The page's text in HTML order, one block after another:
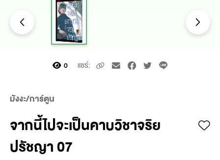
0 แชร์:
มังงะ/การ์ตูน
จากนี้ไปจะเป็นคาบวิชาจริย
ปรัชญา 07